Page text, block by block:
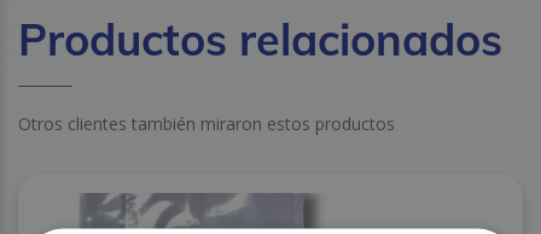
Productos relacionados
Otros clientes también miraron estos productos